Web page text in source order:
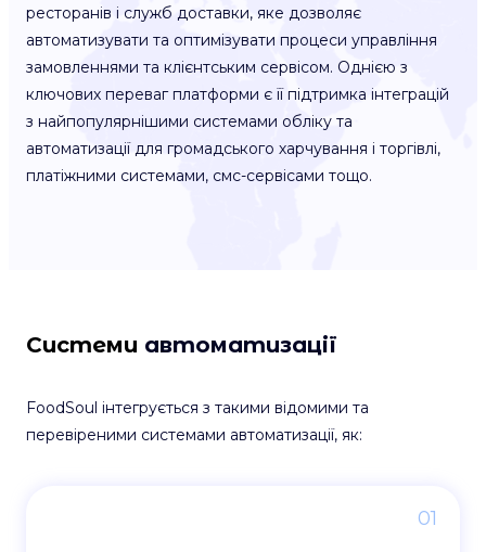
ресторанів і служб доставки, яке дозволяє
автоматизувати та оптимізувати процеси управління
замовленнями та клієнтським сервісом. Однією з
ключових переваг платформи є її підтримка інтеграцій
з найпопулярнішими системами обліку та
автоматизації для громадського харчування і торгівлі,
платіжними системами, смс-сервісами тощо.
Системи автоматизації
FoodSoul інтегрується з такими відомими та
перевіреними системами автоматизації, як:
01